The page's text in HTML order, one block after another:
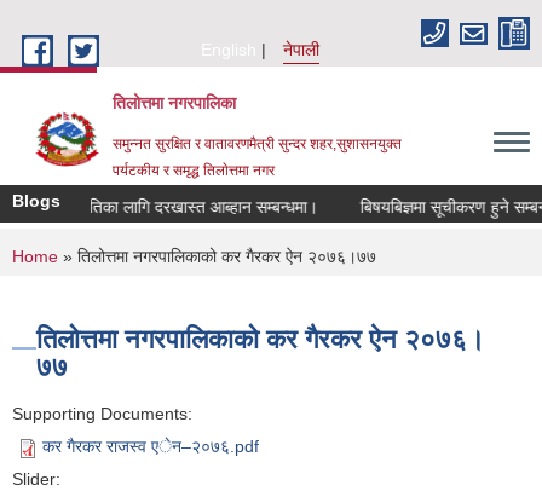
English
नेपाली
तिलोत्तमा नगरपालिका
समुन्नत सुरक्षित र वातावरणमैत्री सुन्दर शहर,सुशासनयुक्त
पर्यटकीय र समृद्ध तिलाेत्तमा नगर
Blogs
सहमतिका लागि दरखास्त आब्हान सम्बन्धमा। बिषयबिज्ञमा सूचीकरण हुने सम्बन्धमा।
You are here
Home » तिलोत्तमा नगरपालिकाको कर गैरकर ऐन २०७६।७७
तिलोत्तमा नगरपालिकाको कर गैरकर ऐन २०७६।
७७
Supporting Documents:
कर गैरकर राजस्व एेन–२०७६.pdf
Slider: